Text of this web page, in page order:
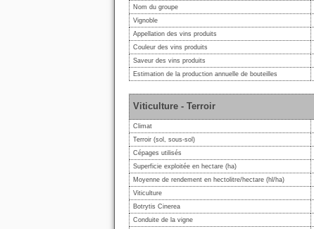
Nom du groupe
Vignoble
Appellation des vins produits
Couleur des vins produits
Saveur des vins produits
Estimation de la production annuelle de bouteilles
Viticulture - Terroir
Climat
Terroir (sol, sous-sol)
Cépages utilisés
Superficie exploitée en hectare (ha)
Moyenne de rendement en hectolitre/hectare (hl/ha)
Viticulture
Botrytis Cinerea
Conduite de la vigne